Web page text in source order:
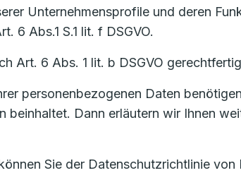
Unternehmensprofile und deren
6 Abs.1 S.1 lit. f DSGVO.
Art. 6 Abs. 1 lit. b DSGVO
personenbezogenen Daten
beinhaltet. Dann erläutern wir Ihnen
Sie der Datenschutzrichtlinie von